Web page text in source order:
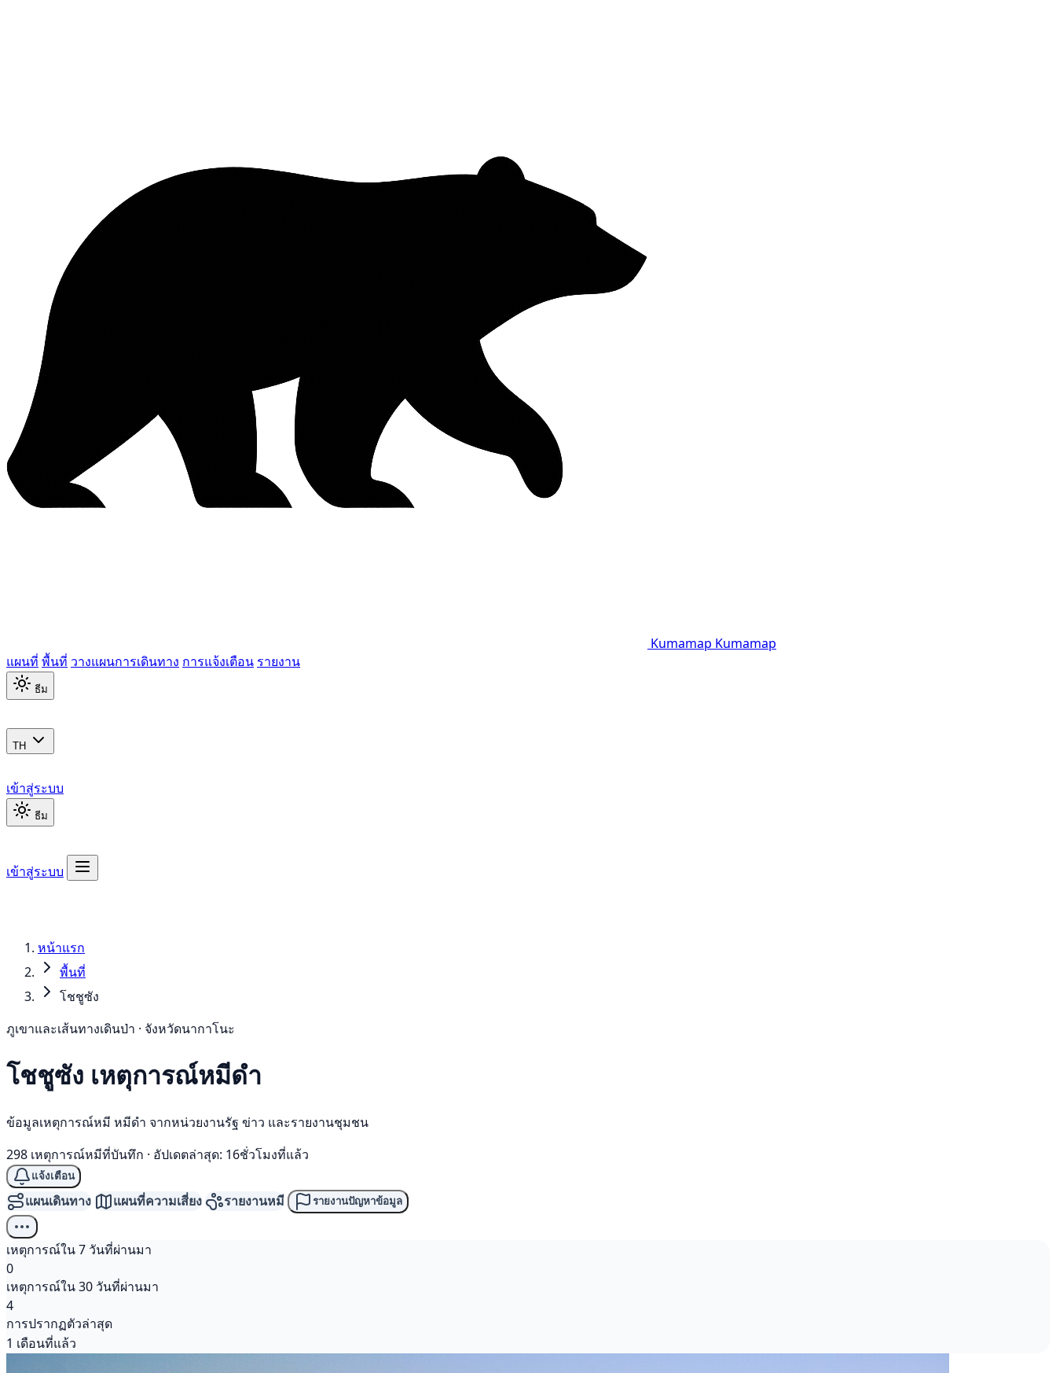
Kumamap Kumamap
แผนที่ พื้นที่ วางแผนการเดินทาง การแจ้งเตือน รายงาน
ธีม
TH
เข้าสู่ระบบ
ธีม
เข้าสู่ระบบ
หน้าแรก
พื้นที่
โชชูซัง
ภูเขาและเส้นทางเดินป่า · จังหวัดนากาโนะ
โชชูซัง เหตุการณ์หมีดำ
ข้อมูลเหตุการณ์หมี หมีดำ จากหน่วยงานรัฐ ข่าว และรายงานชุมชน
298 เหตุการณ์หมีที่บันทึก · อัปเดตล่าสุด: 16ชั่วโมงที่แล้ว
แจ้งเตือน
แผนเดินทาง แผนที่ความเสี่ยง รายงานหมี รายงานปัญหาข้อมูล
เหตุการณ์ใน 7 วันที่ผ่านมา
0
เหตุการณ์ใน 30 วันที่ผ่านมา
4
การปรากฏตัวล่าสุด
1 เดือนที่แล้ว